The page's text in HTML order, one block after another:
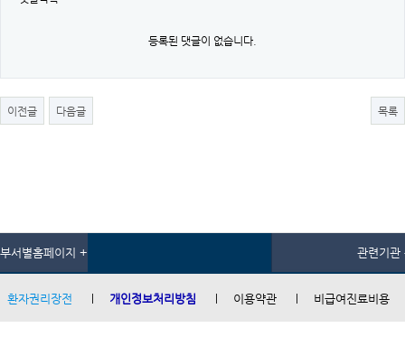
등록된 댓글이 없습니다.
이전글 다음글 목록
부서별홈페이지 + 관련기관
환자권리장전 개인정보처리방침 이용약관 비급여진료비용